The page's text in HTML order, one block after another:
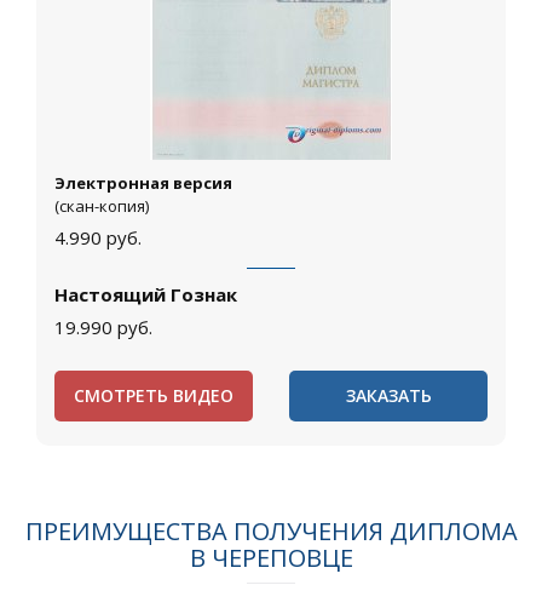
Электронная версия
(скан-копия)
4.990 руб.
Настоящий Гознак
19.990 руб.
СМОТРЕТЬ ВИДЕО ЗАКАЗАТЬ
ПРЕИМУЩЕСТВА ПОЛУЧЕНИЯ ДИПЛОМА
В ЧЕРЕПОВЦЕ